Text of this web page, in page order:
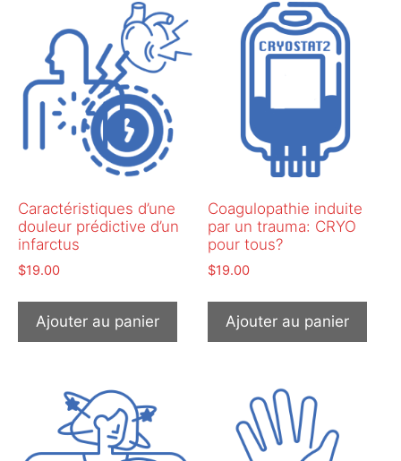
Caractéristiques d’une
douleur prédictive d’un
infarctus
$19.00
Ajouter au panier
Coagulopathie induite
par un trauma: CRYO
pour tous?
$19.00
Ajouter au panier